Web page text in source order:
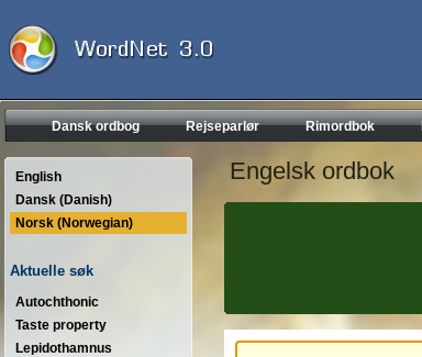
Dansk ordbog Rejseparlør Rimordbok
English
Dansk (Danish)
Norsk (Norwegian)
Aktuelle søk
Autochthonic
Taste property
Lepidothamnus
Engelsk ordbok